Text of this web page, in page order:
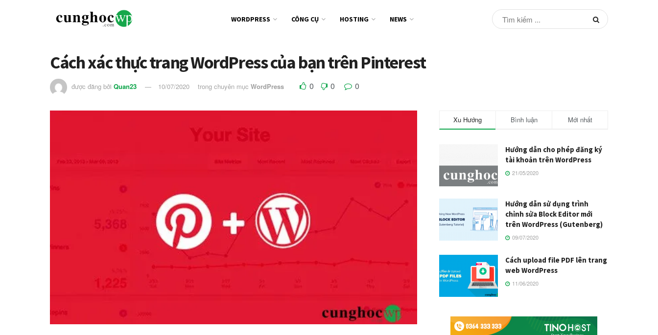
WORDPRESS CÔNG CỤ HOSTING NEWS
Cách xác thực trang WordPress của bạn trên Pinterest
được đăng bởi Quan23 10/07/2020 trong chuyên mục WordPress 0 0 0
Xu Hướng Bình luận Mới nhất
Hướng dẫn cho phép đăng ký
tài khoản trên WordPress
21/05/2020
Hướng dẫn sử dụng trình
chỉnh sửa Block Editor mới
trên WordPress (Gutenberg)
09/07/2020
Cách upload file PDF lên trang
web WordPress
11/06/2020